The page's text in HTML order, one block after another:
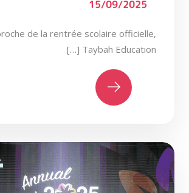
15/09/2025
de la rentrée scolaire officielle,
Taybah Education […]